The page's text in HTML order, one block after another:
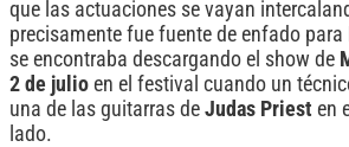
que las actuaciones se vayan
precisamente fue fuente de enfado para
se encontraba descargando el show de
2 de julio en el festival cuando un
una de las guitarras de Judas Priest en
lado.